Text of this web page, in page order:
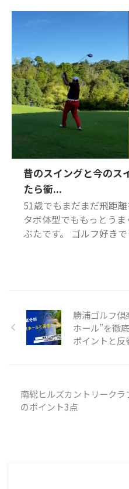
昔のスイングと今のス
たら衝...
51歳でもまだまだ飛距
タボ体型でももっとう
ぶたです。 ゴルフ好き
勝浦ゴルフ倶
ホール”を徹
ポイントと反
南総ヒルズカントリークラ
のポイント3点